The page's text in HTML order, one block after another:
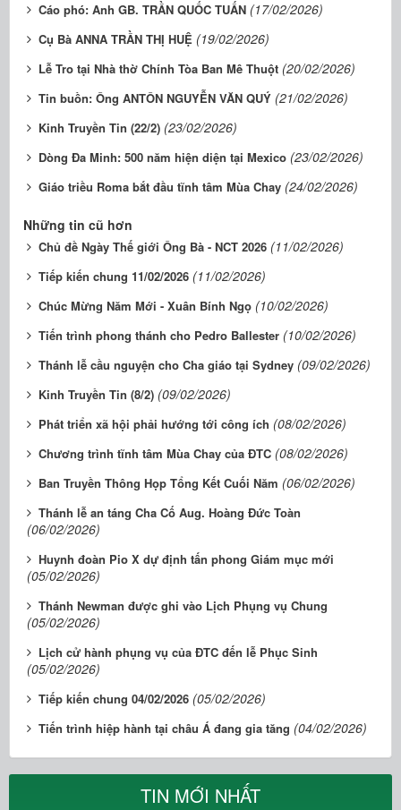
Cáo phó: Anh GB. TRẦN QUỐC TUẤN (17/02/2026)
Cụ Bà ANNA TRẦN THỊ HUỆ (19/02/2026)
Lễ Tro tại Nhà thờ Chính Tòa Ban Mê Thuột (20/02/2026)
Tin buồn: Ông ANTÔN NGUYỄN VĂN QUÝ (21/02/2026)
Kinh Truyền Tin (22/2) (23/02/2026)
Dòng Đa Minh: 500 năm hiện diện tại Mexico (23/02/2026)
Giáo triều Roma bắt đầu tĩnh tâm Mùa Chay (24/02/2026)
Những tin cũ hơn
Chủ đề Ngày Thế giới Ông Bà - NCT 2026 (11/02/2026)
Tiếp kiến chung 11/02/2026 (11/02/2026)
Chúc Mừng Năm Mới - Xuân Bính Ngọ (10/02/2026)
Tiến trình phong thánh cho Pedro Ballester (10/02/2026)
Thánh lễ cầu nguyện cho Cha giáo tại Sydney (09/02/2026)
Kinh Truyền Tin (8/2) (09/02/2026)
Phát triển xã hội phải hướng tới công ích (08/02/2026)
Chương trình tĩnh tâm Mùa Chay của ĐTC (08/02/2026)
Ban Truyền Thông Họp Tổng Kết Cuối Năm (06/02/2026)
Thánh lễ an táng Cha Cố Aug. Hoàng Đức Toàn
(06/02/2026)
Huynh đoàn Pio X dự định tấn phong Giám mục mới
(05/02/2026)
Thánh Newman được ghi vào Lịch Phụng vụ Chung
(05/02/2026)
Lịch cử hành phụng vụ của ĐTC đến lễ Phục Sinh
(05/02/2026)
Tiếp kiến chung 04/02/2026 (05/02/2026)
Tiến trình hiệp hành tại châu Á đang gia tăng (04/02/2026)
TIN MỚI NHẤT